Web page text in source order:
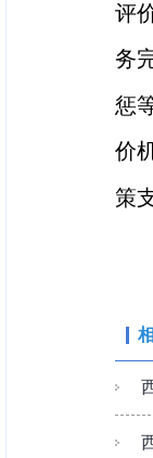
评
务
惩
价
策